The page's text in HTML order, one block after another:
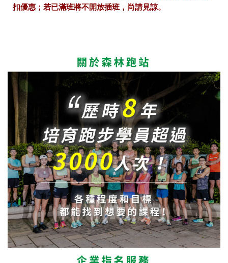
扣優惠；若已滿班將不開放插班，尚請見諒。